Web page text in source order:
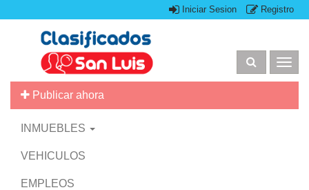
Iniciar Sesion Registro
Publicar ahora
INMUEBLES
VEHICULOS
EMPLEOS